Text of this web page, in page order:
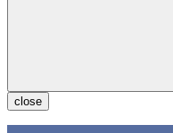
close